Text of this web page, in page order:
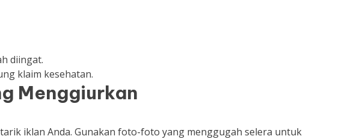
diingat.
klaim kesehatan.
Menggiurkan
iklan Anda. Gunakan foto-foto yang menggugah selera untuk